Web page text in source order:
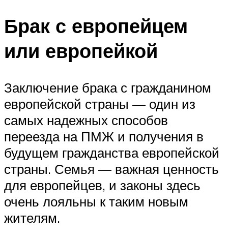
Брак с европейцем
или европейкой
Заключение брака с гражданином
европейской страны — один из
самых надежных способов
переезда на ПМЖ и получения в
будущем гражданства европейской
страны. Семья — важная ценность
для европейцев, и законы здесь
очень лояльны к таким новым
жителям.